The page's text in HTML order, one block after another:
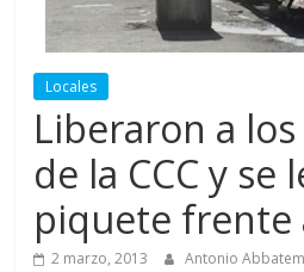
Locales
Liberaron a
de la CCC y se
piquete frente
2 marzo, 2013 Antonio